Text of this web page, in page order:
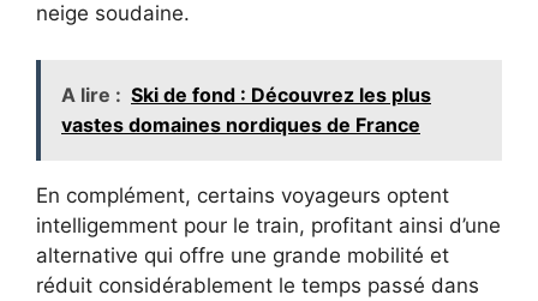
neige soudaine.
A lire : Ski de fond : Découvrez les plus
vastes domaines nordiques de France
En complément, certains voyageurs optent
intelligemment pour le train, profitant ainsi d’une
alternative qui offre une grande mobilité et
réduit considérablement le temps passé dans